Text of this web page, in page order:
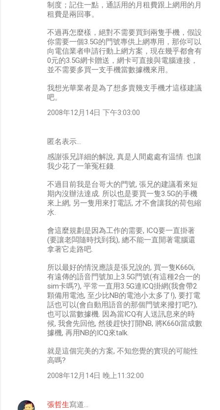
制度；記住一點，通話用的月租費跟上網用的月
租費是兩回事。
不過再怎麼樣，絕對不需要買到兩隻手機，假設
你需要一個3.5G的門號專供上網專用，那你可以
向電信業者申請行動上網方案，現在幾乎都會有
0元的3.5G網卡贈送，網卡可直接與電腦連接，
並不需要多買一支手機當數據機來用。
我想光華業者是為了想多賣幾支手機才這樣建議
吧。
2008年12月14日 下午3:03:00
匿名表示…
感謝張兄詳細的解說, 真是人間處處有温情. 也讓
我少花了一筆冤枉錢.
不過目前我是台哥大的門號, 張兄的建議看來短
期內沒辦法達成. 所以也是要買一隻3.5G的手機
來上網, 另一隻用來打電話, 才不會讓我的荷包縮
水.
會這麼規劃是因為工作的需要, ICQ要一直掛著
(要讓老闆隨時找到我), 總不能一直開著電腦還
拿著它走路吧.
所以最好的情況應該是張兄說的, 買一隻K660i,
有遠傳的語音門號加上3.5G門號(有這種2合一的
sim卡嗎?), 平常一直用3.5G連ICQ掛網(我會帶2
顆備用電池, 至少比NB的電池小太多了!), 要打電
話也可以(會自動用語音的那個門號來撥打吧?),
也可以當數據機. 因為當ICQ有人送訊息來的時
候, 我會先回他, 然後趕快打開NB, 將K660i當成數
據機, 再用NB的ICQ來talk.
就是這個完美的方案, 不知您覺的實現的可能性
高嗎?
2008年12月14日 晚上11:32:00
張哲生寫道…